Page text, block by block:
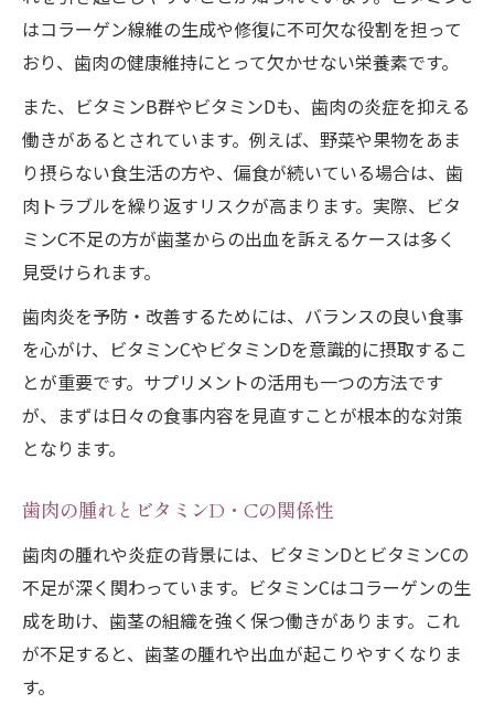
はコラーゲン線維の生成や修復に不可欠な役割を担って
おり、歯肉の健康維持にとって欠かせない栄養素です。
また、ビタミンB群やビタミンDも、歯肉の炎症を抑える
働きがあるとされています。例えば、野菜や果物をあま
り摂らない食生活の方や、偏食が続いている場合は、歯
肉トラブルを繰り返すリスクが高まります。実際、ビタ
ミンC不足の方が歯茎からの出血を訴えるケースは多く
見受けられます。
歯肉炎を予防・改善するためには、バランスの良い食事
を心がけ、ビタミンCやビタミンDを意識的に摂取するこ
とが重要です。サプリメントの活用も一つの方法です
が、まずは日々の食事内容を見直すことが根本的な対策
となります。
歯肉の腫れとビタミンD・Cの関係性
歯肉の腫れや炎症の背景には、ビタミンDとビタミンCの
不足が深く関わっています。ビタミンCはコラーゲンの生
成を助け、歯茎の組織を強く保つ働きがあります。これ
が不足すると、歯茎の腫れや出血が起こりやすくなりま
す。